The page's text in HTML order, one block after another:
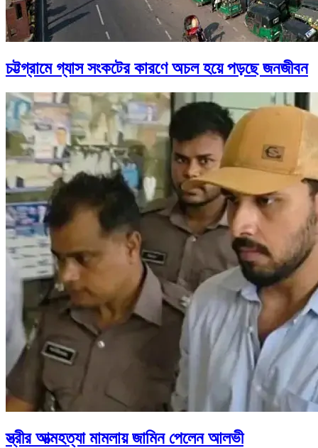
চট্টগ্রামে গ্যাস সংকটের কারণে অচল হয়ে পড়ছে জনজীবন
স্ত্রীর আত্মহত্যা মামলায় জামিন পেলেন আলভী